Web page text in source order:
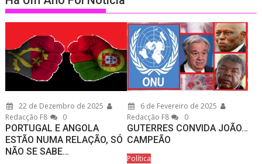
22 de Dezembro de 2025
Redacção F8
0
PORTUGAL E ANGOLA
ESTÃO NUMA RELAÇÃO, SÓ
NÃO SE SABE…
6 de Fevereiro de 2025
Redacção F8
0
GUTERRES CONVIDA JOÃO…
CAMPEÃO
Política